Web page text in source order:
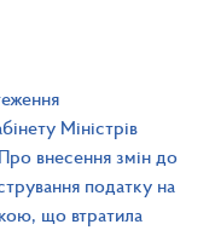
Міністрів
внесення змін до
податку на
що втратила